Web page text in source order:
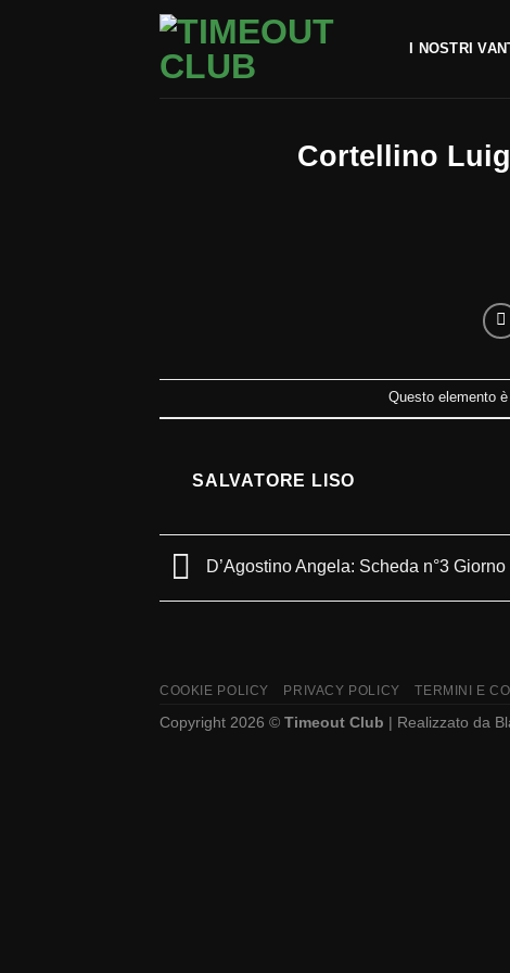
I NOSTRI
Cortellino
Questo elemento
SALVATORE LISO
D’Agostino Angela: Scheda n°3 Giorno
COOKIE POLICY PRIVACY POLICY TERMINI E
Copyright 2026 © Timeout Club | Realizzato da